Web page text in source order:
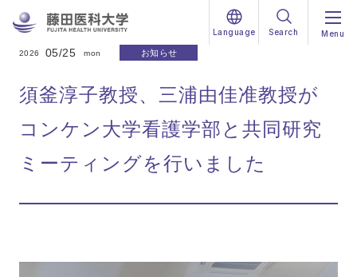
Language Search Menu
2026 05/25 mon お知らせ
須釜淳子教授、三浦由佳准教授が
コンケン大学看護学部と共同研究
ミーティングを行いました